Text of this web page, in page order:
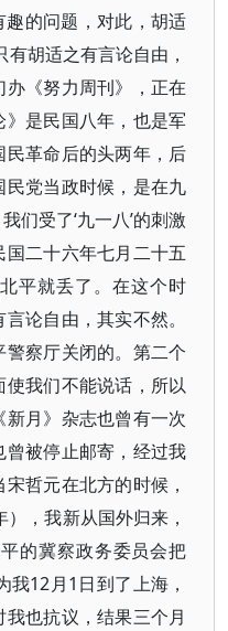
的问题，对此，胡适
胡适之有言论自由，
《努力周刊》，正在
是民国八年，也是军
革命后的头两年，后
党当政时候，是在九
们受了‘九一八’的刺激
二十六年七月二十五
平就丢了。在这个时
论自由，其实不然。
察厅关闭的。第二个
我们不能说话，所以
月》杂志也曾有一次
被停止邮寄，经过我
哲元在北方的时候，
，我新从国外归来，
的冀察政务委员会把
我12月1日到了上海，
也抗议，结果三个月